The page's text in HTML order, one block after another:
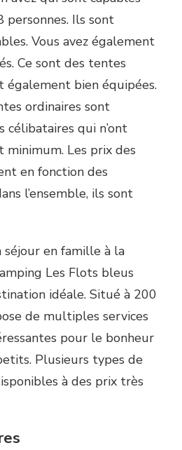
personnes. Ils sont
Vous avez également
Ce sont des tentes
également bien équipées.
ordinaires sont
célibataires qui n’ont
Les prix des
en fonction des
l’ensemble, ils sont
séjour en famille à la
Les Flots bleus
idéale. Situé à 200
de multiples services
pour le bonheur
Plusieurs types de
à des prix très